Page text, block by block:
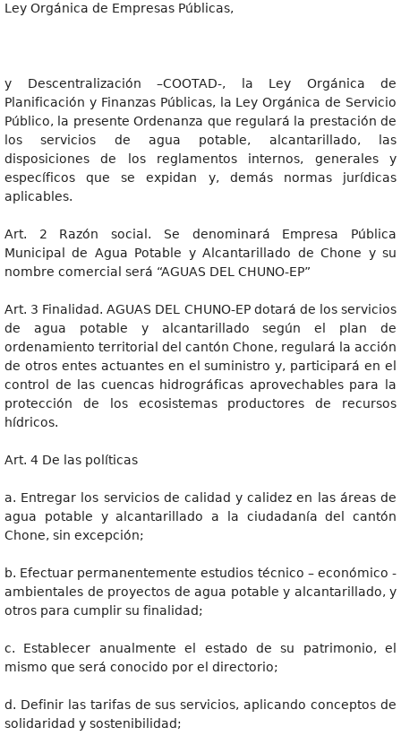
Ley Orgánica de Empresas Públicas,
y Descentralización –COOTAD-, la Ley Orgánica de
Planificación y Finanzas Públicas, la Ley Orgánica de Servicio
Público, la presente Ordenanza que regulará la prestación de
los servicios de agua potable, alcantarillado, las
disposiciones de los reglamentos internos, generales y
específicos que se expidan y, demás normas jurídicas
aplicables.
Art. 2 Razón social. Se denominará Empresa Pública
Municipal de Agua Potable y Alcantarillado de Chone y su
nombre comercial será “AGUAS DEL CHUNO-EP”
Art. 3 Finalidad. AGUAS DEL CHUNO-EP dotará de los servicios
de agua potable y alcantarillado según el plan de
ordenamiento territorial del cantón Chone, regulará la acción
de otros entes actuantes en el suministro y, participará en el
control de las cuencas hidrográficas aprovechables para la
protección de los ecosistemas productores de recursos
hídricos.
Art. 4 De las políticas
a. Entregar los servicios de calidad y calidez en las áreas de
agua potable y alcantarillado a la ciudadanía del cantón
Chone, sin excepción;
b. Efectuar permanentemente estudios técnico – económico -
ambientales de proyectos de agua potable y alcantarillado, y
otros para cumplir su finalidad;
c. Establecer anualmente el estado de su patrimonio, el
mismo que será conocido por el directorio;
d. Definir las tarifas de sus servicios, aplicando conceptos de
solidaridad y sostenibilidad;